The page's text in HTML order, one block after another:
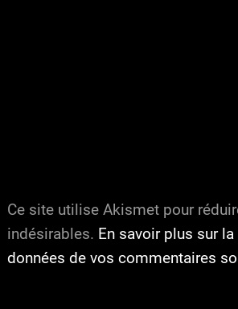
Ce site utilise Akismet pour
indésirables. En savoir plus sur
données de vos commentaires